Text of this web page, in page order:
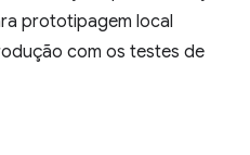
prototipagem local
com os testes de